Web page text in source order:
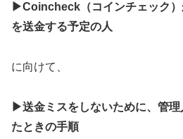
▶Coincheck（コインチェック
を送金する予定の人
に向けて、
▶送金ミスをしないために、管
たときの手順